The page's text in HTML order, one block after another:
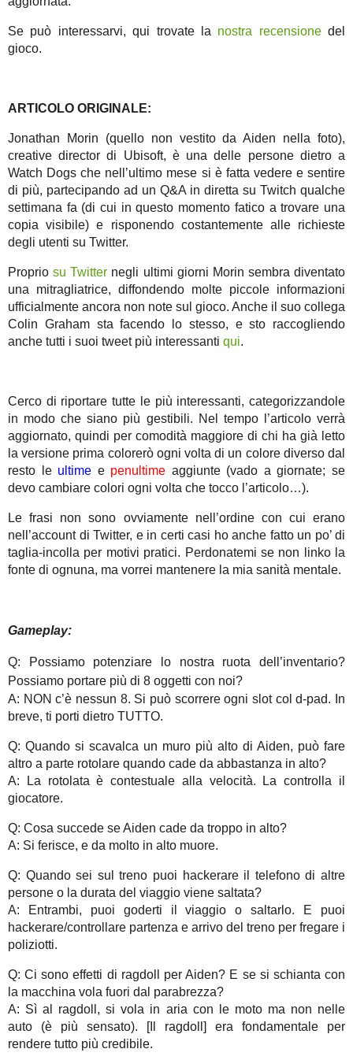
Se può interessarvi, qui trovate la nostra recensionedel
gioco.
ARTICOLO ORIGINALE:
Jonathan Morin (quello non vestito da Aiden nella foto),
creative director di Ubisoft, è una delle persone dietro a
Watch Dogs che nell’ultimo mese si è fatta vedere e sentire
di più, partecipando ad un Q&A in diretta su Twitch qualche
settimana fa (di cui in questo momento fatico a trovare una
copia visibile) e risponendo costantemente alle richieste
degli utenti su Twitter.
Propriosu Twitter negli ultimi giorni Morin sembra diventato
una mitragliatrice, diffondendo molte piccole informazioni
ufficialmente ancora non note sul gioco. Anche il suo collega
Colin Graham sta facendo lo stesso, e sto raccogliendo
anche tutti i suoi tweet più interessanti qui.
Cerco di riportare tutte le più interessanti, categorizzandole
in modo che siano più gestibili. Nel tempo l’articolo verrà
aggiornato, quindi per comodità maggiore di chi ha già letto
la versione prima colorerò ogni volta di un colore diverso dal
resto le ultime e penultime aggiunte (vado a giornate; se
devo cambiare colori ogni volta che tocco l’articolo…).
Le frasi non sono ovviamente nell’ordine con cui erano
nell’account di Twitter, e in certi casi ho anche fatto un po’ di
taglia-incolla per motivi pratici. Perdonatemi se non linko la
fonte di ognuna, ma vorrei mantenere la mia sanità mentale.
Gameplay:
Q: Possiamo potenziare lo nostra ruota dell’inventario?
Possiamo portare più di 8 oggetti con noi?
A: NON c’è nessun 8. Si può scorrere ogni slot col d-pad. In
breve, ti porti dietro TUTTO.
Q: Quando si scavalca un muro più alto di Aiden, può fare
altro a parte rotolare quando cade da abbastanza in alto?
A: La rotolata è contestuale alla velocità. La controlla il
giocatore.
Q: Cosa succede se Aiden cade da troppo in alto?
A: Si ferisce, e da molto in alto muore.
Q: Quando sei sul treno puoi hackerare il telefono di altre
persone o la durata del viaggio viene saltata?
A: Entrambi, puoi goderti il viaggio o saltarlo. E puoi
hackerare/controllare partenza e arrivo del treno per fregare i
poliziotti.
Q: Ci sono effetti di ragdoll per Aiden? E se si schianta con
la macchina vola fuori dal parabrezza?
A: Sì al ragdoll, si vola in aria con le moto ma non nelle
auto (è più sensato). [Il ragdoll] era fondamentale per
rendere tutto più credibile.